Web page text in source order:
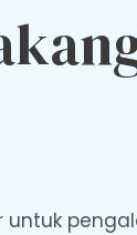
untuk